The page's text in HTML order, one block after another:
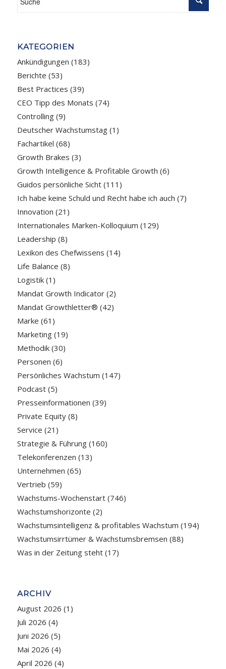
KATEGORIEN
Ankündigungen (183)
Berichte (53)
Best Practices (39)
CEO Tipp des Monats (74)
Controlling(9)
Deutscher Wachstumstag(1)
Fachartikel (68)
Growth Brakes (3)
Growth Intelligence & Profitable Growth (6)
Guidos persönliche Sicht(111)
Ich habe keine Schuld und Recht habe ich auch (7)
Innovation (21)
Internationales Marken-Kolloquium (129)
Leadership (8)
Lexikon des Chefwissens (14)
Life Balance (8)
Logistik(1)
Mandat Growth Indicator(2)
Mandat Growthletter® (42)
Marke (61)
Marketing(19)
Methodik(30)
Personen (6)
Persönliches Wachstum (147)
Podcast(5)
Presseinformationen (39)
Private Equity(8)
Service (21)
Strategie & Führung(160)
Telekonferenzen (13)
Unternehmen (65)
Vertrieb (59)
Wachstums-Wochenstart(746)
Wachstumshorizonte (2)
Wachstumsintelligenz & profitables Wachstum (194)
Wachstumsirrtümer & Wachstumsbremsen (88)
Was in der Zeitung steht(17)
ARCHIV
August 2026 (1)
Juli 2026 (4)
Juni 2026 (5)
Mai 2026 (4)
April 2026 (4)